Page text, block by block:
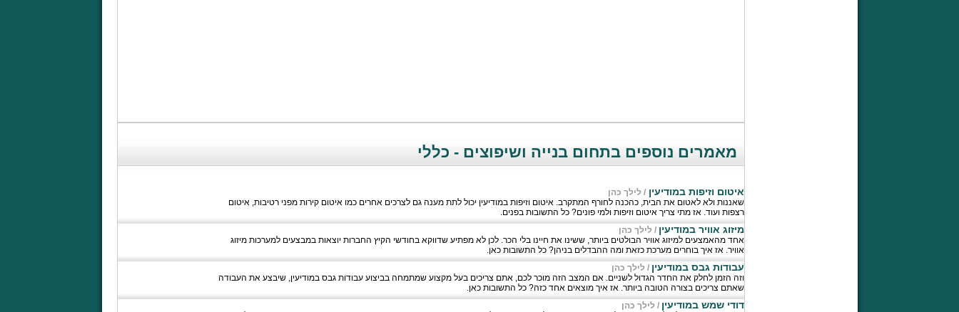
מאמרים נוספים בתחום בנייה ושיפוצים - כללי
איטום וזיפות במודיעין/לילך כהן
שאננות ולא לאטום את הבית, כהכנה לחורף המתקרב. איטום וזיפות במודיעין יכול לתת מענה גם לצרכים אחרים כמו איטום קירות מפני רטיבות, איטום
רצפות ועוד. אז מתי צריך איטום וזיפות ולמי פונים? כל התשובות בפנים.
מיזוג אוויר במודיעין /לילך כהן
אחד מהאמצעים למיזוג אוויר הבולטים ביותר, ששינו את חיינו בלי הכר. לכן לא מפתיע שדווקא בחודשי הקיץ החברות יוצאות במבצעים למערכות מיזוג
אוויר. אז איך בוחרים מערכת כזאת ומה ההבדלים בניהן? כל התשובות כאן.
עבודות גבס במודיעין /לילך כהן
וזה הזמן לחלק את החדר הגדול לשניים. אם המצב הזה מוכר לכם, אתם צריכים בעל מקצוע שמתמחה בביצוע עבודות גבס במודיעין, שיבצע את העבודה
שאתם צריכים בצורה הטובה ביותר. אז איך מוצאים אחד כזה? כל התשובות כאן.
דודי שמש במודיעין /לילך כהן